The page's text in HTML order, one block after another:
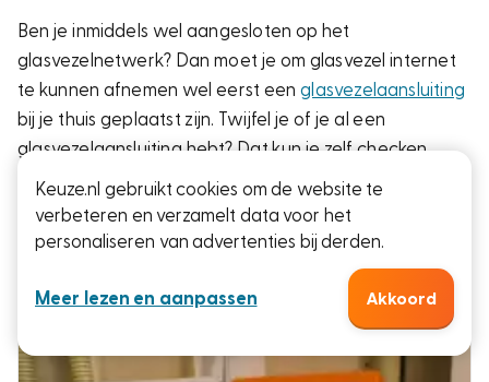
Keuze.nl gebruikt cookies om de website te
verbeteren en verzamelt data voor het
personaliseren van advertenties bij derden.
Meer lezen en aanpassen Akkoord
Ben je inmiddels wel aangesloten op het
glasvezelnetwerk? Dan moet je om glasvezel internet
te kunnen afnemen wel eerst eenglasvezelaansluiting
bij je thuis geplaatst zijn. Twijfel je of je al een
glasvezelaansluiting hebt? Dat kun je zelf checken.
Meestal hangt het aansluitpunt in de meterkast en
heeft deze een oranje of witte kleur. Je herkent ‘m aan
het volgende: